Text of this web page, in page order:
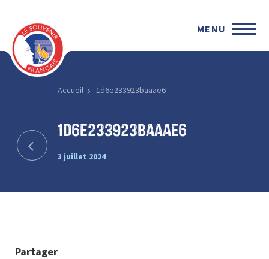
MENU
Accueil 1d6e233923baaae6
1d6e233923baaae6
3 juillet 2024
Partager